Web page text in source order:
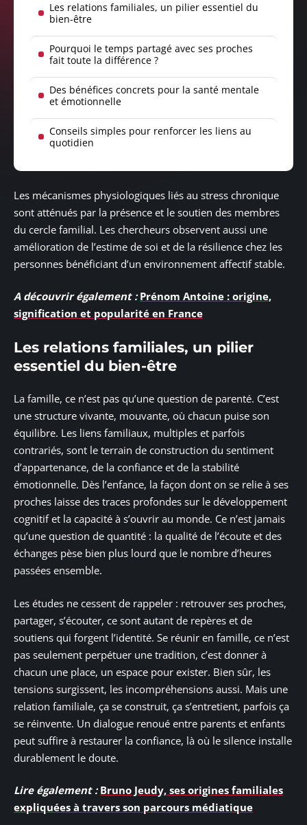
Les relations familiales, un pilier essentiel du
bien-être
Pourquoi le temps partagé avec ses proches
fait toute la différence ?
Des bénéfices concrets pour la santé mentale
et émotionnelle
Conseils simples pour renforcer les liens au
quotidien
Les mécanismes physiologiques liés au stress chronique
sont atténués par la présence et le soutien des membres
du cercle familial. Les chercheurs observent aussi une
amélioration de l’estime de soi et de la résilience chez les
personnes bénéficiant d’un environnement affectif stable.
A découvrir également : Prénom Antoine : origine,
signification et popularité en France
Les relations familiales, un pilier
essentiel du bien-être
La famille, ce n’est pas qu’une question de parenté. C’est
une structure vivante, mouvante, où chacun puise son
équilibre. Les liens familiaux, multiples et parfois
contrariés, sont le terrain de construction du sentiment
d’appartenance, de la confiance et de la stabilité
émotionnelle. Dès l’enfance, la façon dont on se relie à ses
proches laisse des traces profondes sur le développement
cognitif et la capacité à s’ouvrir au monde. Ce n’est jamais
qu’une question de quantité : la qualité de l’écoute et des
échanges pèse bien plus lourd que le nombre d’heures
passées ensemble.
Les études ne cessent de rappeler : retrouver ses proches,
partager, s’écouter, ce sont autant de repères et de
soutiens qui forgent l’identité. Se réunir en famille, ce n’est
pas seulement perpétuer une tradition, c’est donner à
chacun une place, un espace pour exister. Bien sûr, les
tensions surgissent, les incompréhensions aussi. Mais une
relation familiale, ça se construit, ça s’entretient, parfois ça
se réinvente. Un dialogue renoué entre parents et enfants
peut suffire à restaurer la confiance, là où le silence installe
durablement le doute.
Lire également : Bruno Jeudy, ses origines familiales
expliquées à travers son parcours médiatique